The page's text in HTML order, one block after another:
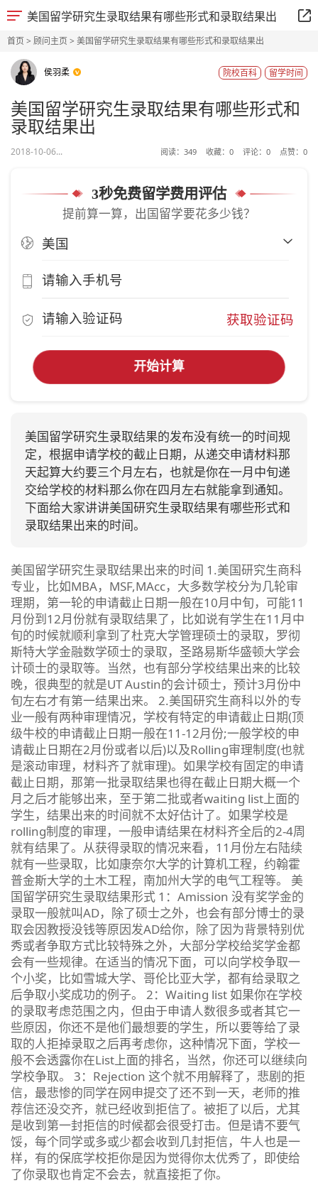
美国留学研究生录取结果有哪些形式和录取结果出
首页> 顾问主页> 美国留学研究生录取结果有哪些形式和录取结果出
侯羽柔 留学时间
院校百科
美国留学研究生录取结果有哪些形式和
录取结果出
2018-10-06... 阅读： 349 收藏： 0 评论： 0 点赞： 0
3秒免费留学费用评估
提前算一算，出国留学要花多少钱？
获取验证码
开始计算
美国留学研究生录取结果的发布没有统一的时间规
定，根据申请学校的截止日期，从递交申请材料那
天起算大约要三个月左右，也就是你在一月中旬递
交给学校的材料那么你在四月左右就能拿到通知。
下面给大家讲讲美国研究生录取结果有哪些形式和
录取结果出来的时间。
美国留学研究生录取结果出来的时间 1.美国研究生商科
专业，比如MBA，MSF,MAcc，大多数学校分为几轮审
理期，第一轮的申请截止日期一般在10月中旬，可能11
月份到12月份就有录取结果了，比如说有学生在11月中
旬的时候就顺利拿到了杜克大学管理硕士的录取，罗彻
斯特大学金融数学硕士的录取，圣路易斯华盛顿大学会
计硕士的录取等。当然，也有部分学校结果出来的比较
晚，很典型的就是UT Austin的会计硕士，预计3月份中
旬左右才有第一结果出来。 2.美国研究生商科以外的专
业一般有两种审理情况，学校有特定的申请截止日期(顶
级牛校的申请截止日期一般在11-12月份;一般学校的申
请截止日期在2月份或者以后)以及Rolling审理制度(也就
是滚动审理，材料齐了就审理)。如果学校有固定的申请
截止日期，那第一批录取结果也得在截止日期大概一个
月之后才能够出来，至于第二批或者waiting list上面的
学生，结果出来的时间就不太好估计了。如果学校是
rolling制度的审理，一般申请结果在材料齐全后的2-4周
就有结果了。从获得录取的情况来看，11月份左右陆续
就有一些录取，比如康奈尔大学的计算机工程，约翰霍
普金斯大学的土木工程，南加州大学的电气工程等。 美
国留学研究生录取结果形式 1：Amission 没有奖学金的
录取一般就叫AD，除了硕士之外，也会有部分博士的录
取会因教授没钱等原因发AD给你，除了因为背景特别优
秀或者争取方式比较特殊之外，大部分学校给奖学金都
会有一些规律。在适当的情况下面，可以向学校争取一
个小奖，比如雪城大学、哥伦比亚大学，都有给录取之
后争取小奖成功的例子。 2：Waiting list 如果你在学校
的录取考虑范围之内，但由于申请人数很多或者其它一
些原因，你还不是他们最想要的学生，所以要等给了录
取的人拒掉录取之后再考虑你，这种情况下面，学校一
般不会透露你在List上面的排名，当然，你还可以继续向
学校争取。 3：Rejection 这个就不用解释了，悲剧的拒
信，最悲惨的同学在网申提交了还不到一天，老师的推
荐信还没交齐，就已经收到拒信了。被拒了以后，尤其
是收到第一封拒信的时候都会很受打击。但是请不要气
馁，每个同学或多或少都会收到几封拒信，牛人也是一
样，有的保底学校拒你是因为觉得你太优秀了，即使给
了你录取也肯定不会去，就直接拒了你。